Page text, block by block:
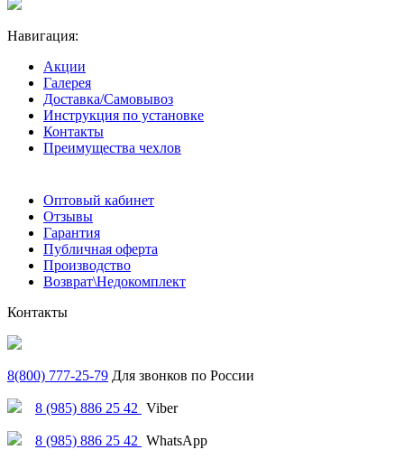
Навигация:
Акции
Галерея
Доставка/Самовывоз
Инструкция по установке
Контакты
Преимущества чехлов
Оптовый кабинет
Отзывы
Гарантия
Публичная оферта
Производство
Возврат\Недокомплект
Контакты
8(800) 777-25-79 Для звонков по России
8 (985) 886 25 42 Viber
8 (985) 886 25 42 WhatsApp